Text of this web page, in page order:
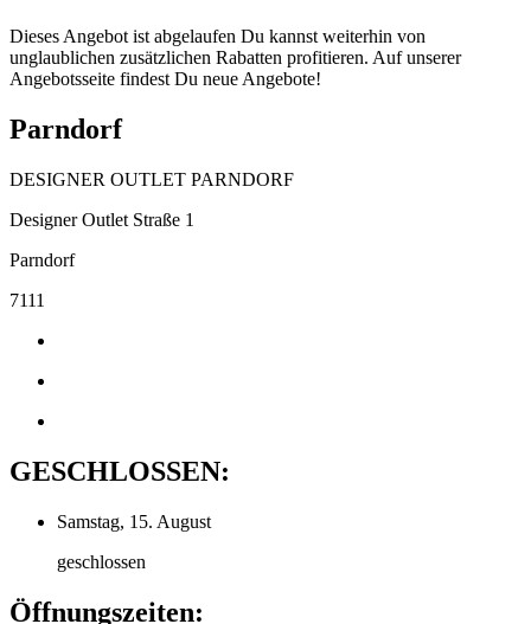
Dieses Angebot ist abgelaufen Du kannst weiterhin von
unglaublichen zusätzlichen Rabatten profitieren. Auf unserer
Angebotsseite findest Du neue Angebote!
Parndorf
DESIGNER OUTLET PARNDORF
Designer Outlet Straße 1
Parndorf
7111
GESCHLOSSEN:
Samstag, 15. August
geschlossen
Öffnungszeiten: